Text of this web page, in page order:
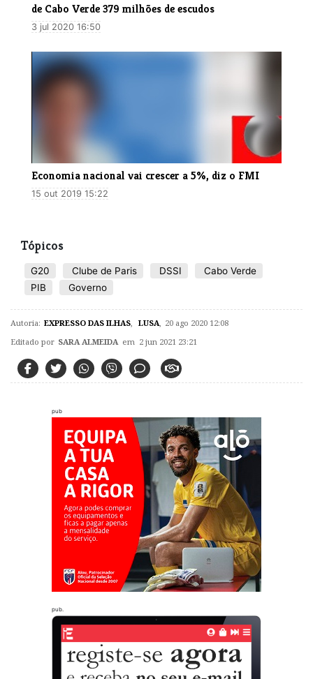
de Cabo Verde 379 milhões de escudos
3 jul 2020 16:50
Economia nacional vai crescer a 5%, diz o FMI
15 out 2019 15:22
Tópicos
G20 Clube de Paris DSSI
Cabo Verde
PIB
Governo
Autoria: EXPRESSO DAS ILHAS LUSA 20 ago 2020 12:08
Editado por SARA ALMEIDA em 2 jun 2021 23:21
pub
pub.